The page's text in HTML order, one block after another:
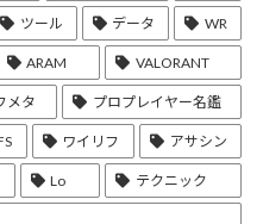
ツール データ WR
ARAM VALORANT
メタ プロプレイヤー名鑑
ワイリフ アサシン
Lo テクニック